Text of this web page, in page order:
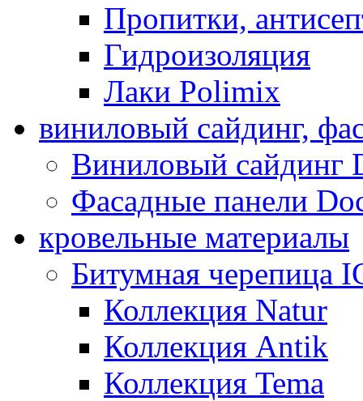
Пропитки,
Гидроизоляция
Лаки Polimix
виниловый сайдинг,
Виниловый сайдинг
Фасадные панели
кровельные материалы
Битумная черепица
Коллекция Natur
Коллекция Antik
Коллекция Tema